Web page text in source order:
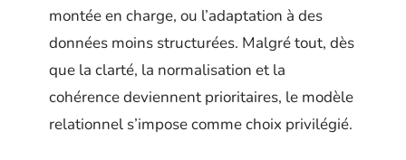
montée en charge, ou l’adaptation à des
données moins structurées. Malgré tout, dès
que la clarté, la normalisation et la
cohérence deviennent prioritaires, le modèle
relationnel s’impose comme choix privilégié.